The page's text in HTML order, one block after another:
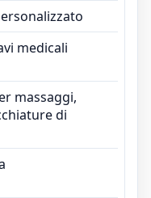
medicali
massaggi,
di